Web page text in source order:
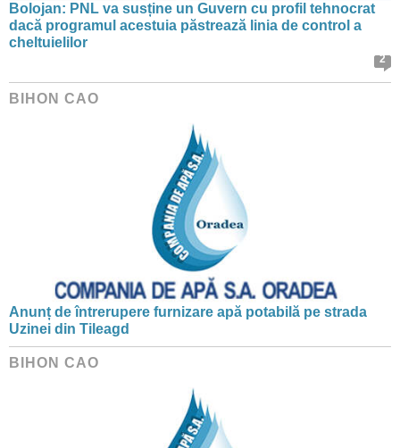
Bolojan: PNL va susține un Guvern cu profil tehnocrat
dacă programul acestuia păstrează linia de control a
cheltuielilor
2
BIHON CAO
Anunț de întrerupere furnizare apă potabilă pe strada
Uzinei din Tileagd
BIHON CAO